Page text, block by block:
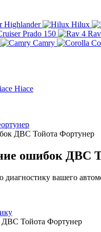
Highlander Hilux
Prado 150
Camry
Hiace
ДВС Тойота Фортунер
ошибок ДВС
вашего